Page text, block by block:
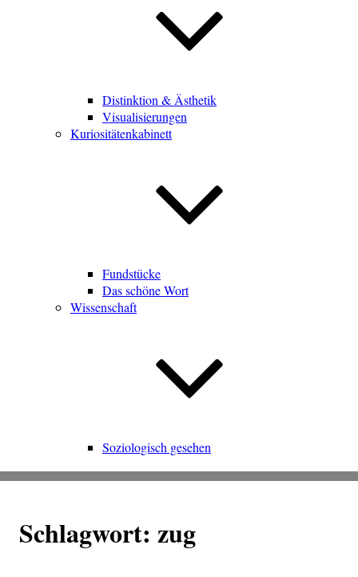
Distinktion & Ästhetik
Visualisierungen
Kuriositätenkabinett
Fundstücke
Das schöne Wort
Wissenschaft
Soziologisch gesehen
Schlagwort: zug